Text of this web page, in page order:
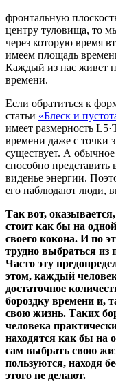
фронтальную
центру туловища, то
через которую время
имеем площадь
Каждый из нас живет
времени.
Если обратиться к
статьи «Блеск и
имеет размерность
времени даже с точки
существует. А
способно представить
виденье энергии.
его наблюдают люди,
Так вот,
стоит как бы на
своего кокона. И по
трудно выбраться из
Часто эту
этом, каждый
достаточное
бороздку времени и,
свою жизнь. Таких
человека
находятся как бы на
сам выбрать свою
пользуются, находя
этого не делают.